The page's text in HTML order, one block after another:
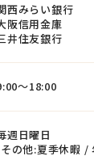
西みらい銀行
阪信用金庫
井住友銀行
〜18:00
週日曜日
の他:夏季休暇 /